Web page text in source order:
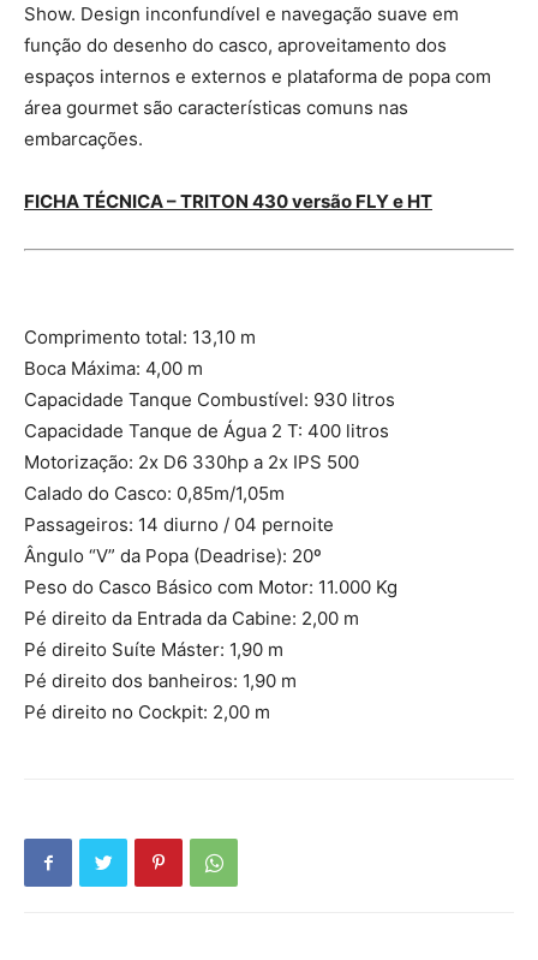
Show. Design inconfundível e navegação suave em
função do desenho do casco, aproveitamento dos
espaços internos e externos e plataforma de popa com
área gourmet são características comuns nas
embarcações.
FICHA TÉCNICA – TRITON 430 versão FLY e HT
Comprimento total: 13,10 m
Boca Máxima: 4,00 m
Capacidade Tanque Combustível: 930 litros
Capacidade Tanque de Água 2 T: 400 litros
Motorização: 2x D6 330hp a 2x IPS 500
Calado do Casco: 0,85m/1,05m
Passageiros: 14 diurno / 04 pernoite
Ângulo “V” da Popa (Deadrise): 20º
Peso do Casco Básico com Motor: 11.000 Kg
Pé direito da Entrada da Cabine: 2,00 m
Pé direito Suíte Máster: 1,90 m
Pé direito dos banheiros: 1,90 m
Pé direito no Cockpit: 2,00 m